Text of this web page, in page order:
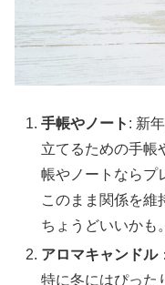
手帳やノート : 新
立てるための手帳
帳やノートならプ
このまま関係を維
ちょうどいいかも。
アロマキャンドル
特に冬にはぴった